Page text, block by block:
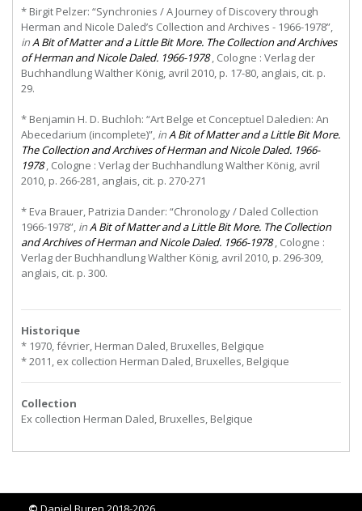
* Birgit Pelzer: “Synchronies / A Journey of Discovery through
Herman and Nicole Daled’s Collection and Archives - 1966-1978”,
inA Bit of Matter and a Little Bit More. The Collection and Archives
of Herman and Nicole Daled. 1966-1978, Cologne : Verlag der
Buchhandlung Walther König, avril 2010, p. 17-80, anglais, cit. p.
29.
* Benjamin H. D. Buchloh: “Art Belge et Conceptuel Daledien: An
Abecedarium (incomplete)”, inA Bit of Matter and a Little Bit More.
The Collection and Archives of Herman and Nicole Daled. 1966-
1978, Cologne : Verlag der Buchhandlung Walther König, avril
2010, p. 266-281, anglais, cit. p. 270-271
* Eva Brauer, Patrizia Dander: “Chronology / Daled Collection
1966-1978”, inA Bit of Matter and a Little Bit More. The Collection
and Archives of Herman and Nicole Daled. 1966-1978, Cologne :
Verlag der Buchhandlung Walther König, avril 2010, p. 296-309,
anglais, cit. p. 300.
Historique
* 1970, février, Herman Daled, Bruxelles, Belgique
* 2011, ex collection Herman Daled, Bruxelles, Belgique
Collection
Ex collection Herman Daled, Bruxelles, Belgique